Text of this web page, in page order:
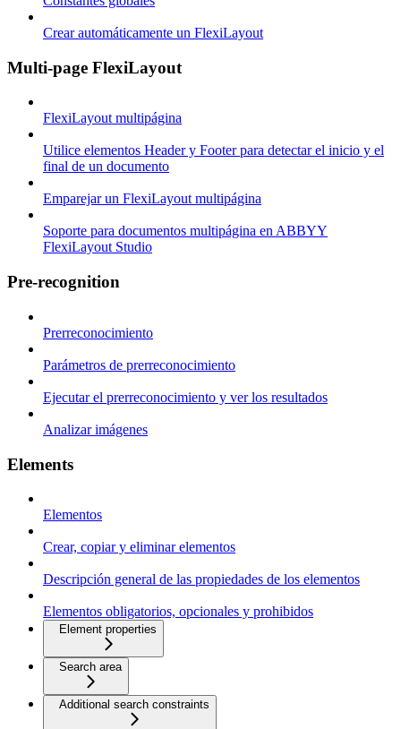
Crear automáticamente un FlexiLayout
Multi-page FlexiLayout
FlexiLayout multipágina
Utilice elementos Header y Footer para detectar el inicio y el
final de un documento
Emparejar un FlexiLayout multipágina
Soporte para documentos multipágina en ABBYY
FlexiLayout Studio
Pre-recognition
Prerreconocimiento
Parámetros de prerreconocimiento
Ejecutar el prerreconocimiento y ver los resultados
Analizar imágenes
Elements
Elementos
Crear, copiar y eliminar elementos
Descripción general de las propiedades de los elementos
Elementos obligatorios, opcionales y prohibidos
Element properties
Search area
Additional search constraints